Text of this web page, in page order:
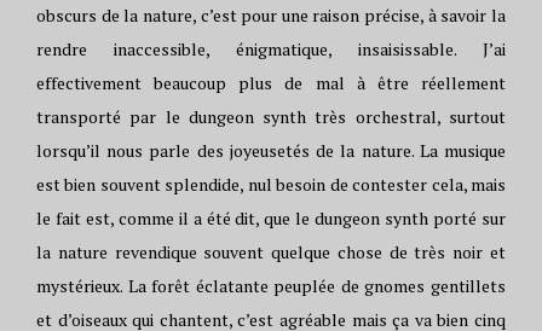
obscurs de la nature, c’est pour une raison précise, à savoir la
rendre inaccessible, énigmatique, insaisissable. J’ai
effectivement beaucoup plus de mal à être réellement
transporté par le dungeon synth très orchestral, surtout
lorsqu’il nous parle des joyeusetés de la nature. La musique
est bien souvent splendide, nul besoin de contester cela, mais
le fait est, comme il a été dit, que le dungeon synth porté sur
la nature revendique souvent quelque chose de très noir et
mystérieux. La forêt éclatante peuplée de gnomes gentillets
et d’oiseaux qui chantent, c’est agréable mais ça va bien cinq